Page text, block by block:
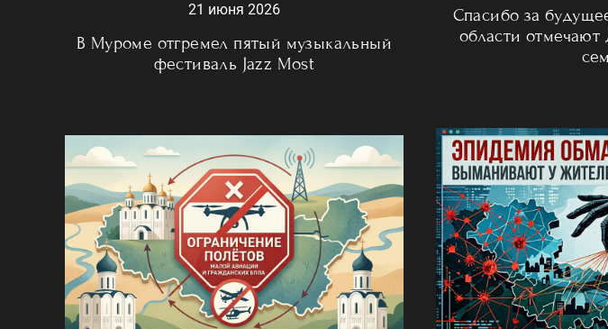
21 июня 2026
В Муроме отгремел пятый музыкальный
фестиваль Jazz Most
Спасибо за
области